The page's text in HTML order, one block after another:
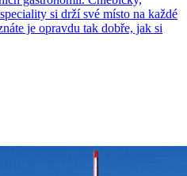
si drží své místo na každé
je opravdu tak dobře, jak si